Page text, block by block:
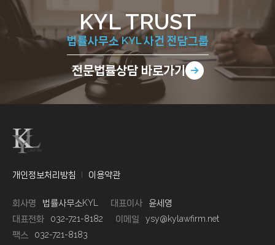
KYL TRUST
법률사무소 KYL 사건 전담그룹
전문법률상담 바로가기
개인정보처리방침 이용약관
회사명 법률사무소KYL 대표이사
윤세영
대표전화
032-721-8182 이메일
ysy@kylawfirm.net
팩스
032-721-8183